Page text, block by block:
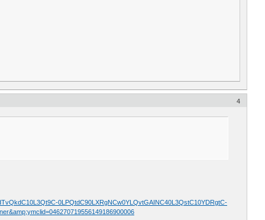
4
0LPQtdC90LXRgNCw0YLQvtGAINC40L3QstC10YDRgtC-